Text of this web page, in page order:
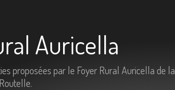
Auricella
proposées par le Foyer Rural Auricella de la